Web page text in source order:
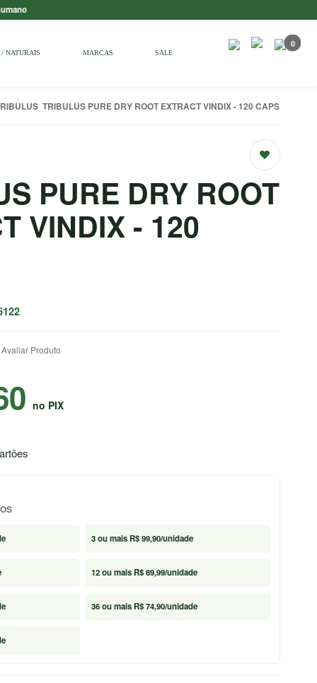
NATURAIS MARCAS SALE
0
TRIBULUS PURE DRY ROOT EXTRACT VINDIX - 120 CAPS
PURE DRY ROOT
VINDIX - 120
Avaliar Produto
no PIX
3ou mais R$ 99,90/unidade
12ou mais R$ 89,99/unidade
36ou mais R$ 74,90/unidade